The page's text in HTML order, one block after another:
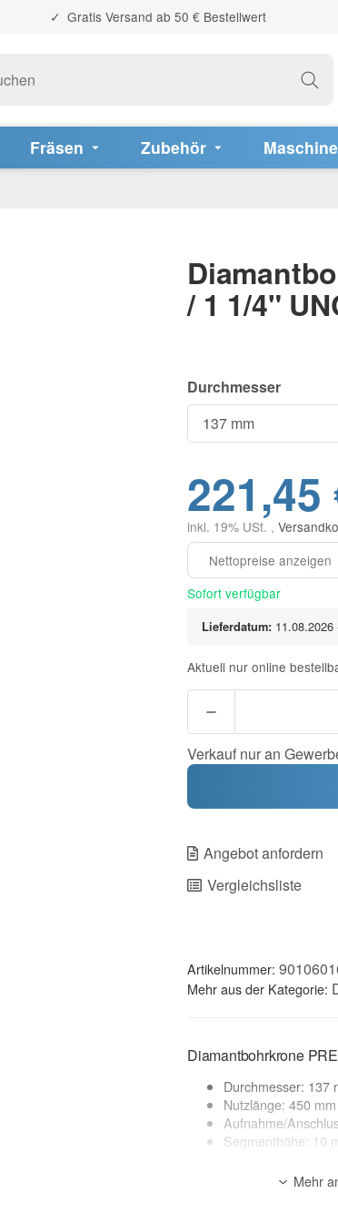
Gratis Versand ab 50 € Bestellwert
Fräsen Zubehör
/ 1 1/4"
Durchmesser
221,45
inkl. 19% USt. ,
Sofort verfügbar
Lieferdatum:
Aktuell nur online
Verkauf nur an
Angebot anfordern
Vergleichsliste
Artikelnummer:
Mehr aus der Kategorie:
Diamantbohrkrone
Durchmesser: 137
Nutzlänge: 450 mm
Aufnahme/
Segmenthöhe: 10
Made in Germany
geeignete
Mehr